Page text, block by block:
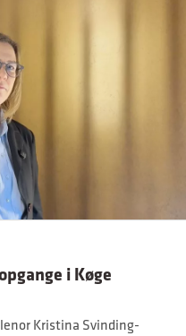
i Køge
Kristina Svinding-